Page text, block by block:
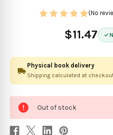
$11.47
(No
Physical book delivery
Shipping calculated at
stock
Out of stock